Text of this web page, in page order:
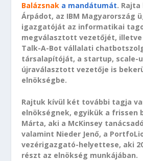
Balázsnak a mandátumát.
Árpádot, az IBM Magyarország
igazgatóját az informatikai
megválasztott vezetőjét, illetve
Talk-A-Bot vállalati
társalapítóját, a startup, scale-
újraválasztott vezetője is
elnökségbe.
Rajtuk kívül két további tagja
elnökségnek, egyikük a frissen
Márta, aki a McKinsey
valamint Nieder Jenő, a
vezérigazgató-helyettese, aki
részt az elnökség munkájában.